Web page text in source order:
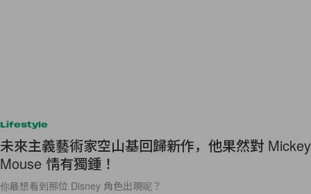
Lifestyle
未來主義藝術家空山基回歸新作，他果然對 Mickey
Mouse 情有獨鍾！
你最想看到那位 Disney 角色出現呢？